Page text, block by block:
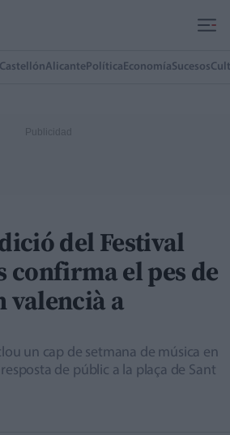
CastellónAlicante Política EconomíaSucesos
del Festival
confirma el pes de
valencià a
un cap de setmana de música en
de públic a la plaça de Sant